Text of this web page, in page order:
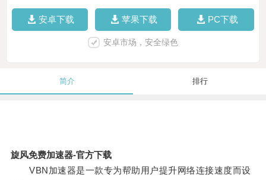
安卓下载 苹果下载 PC下载
安卓市场，安全绿色
简介 排行
旋风免费加速器-官方下载
VBN加速器是一款专为帮助用户提升网络连接速度而设